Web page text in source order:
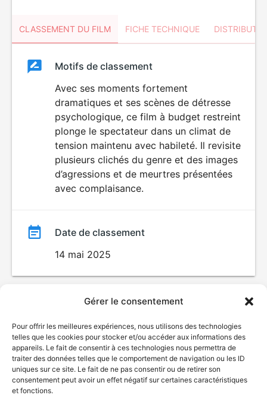
Gérer le consentement
Pour offrir les meilleures expériences, nous utilisons des technologies
telles que les cookies pour stocker et/ou accéder aux informations des
appareils. Le fait de consentir à ces technologies nous permettra de
traiter des données telles que le comportement de navigation ou les ID
uniques sur ce site. Le fait de ne pas consentir ou de retirer son
consentement peut avoir un effet négatif sur certaines caractéristiques
et fonctions.
CLASSEMENT DU FILM FICHE TECHNIQUE
ClassementClassement
VIOLENCE
HORREUR
Motifs de classement
Avec ses moments fortement
dramatiques et ses scènes de détresse
psychologique, ce film à budget restreint
plonge le spectateur dans un climat de
tension maintenu avec habileté. Il revisite
plusieurs clichés du genre et des images
d’agressions et de meurtres présentées
avec complaisance.
Date de classement
14 mai 2025
© Gouvernement du Québec, 2026